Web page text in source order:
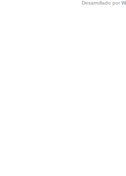
Desarrollado por